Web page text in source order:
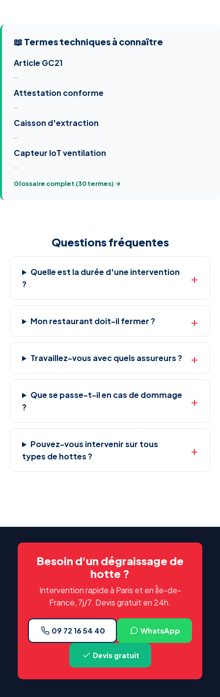
📖 Termes techniques à connaître
Article GC21
Attestation conforme
Caisson d'extraction
Capteur IoT ventilation
Glossaire complet (30 termes) →
Questions fréquentes
Quelle est la durée d'une intervention
?
Mon restaurant doit-il fermer ?
Travaillez-vous avec quels assureurs ?
Que se passe-t-il en cas de dommage
?
Pouvez-vous intervenir sur tous
types de hottes ?
Besoin d'un dégraissage de
hotte ?
Intervention rapide à Paris et en Île-de-
France, 7j/7. Devis gratuit en 24h.
09 72 16 54 40 WhatsApp
Devis gratuit